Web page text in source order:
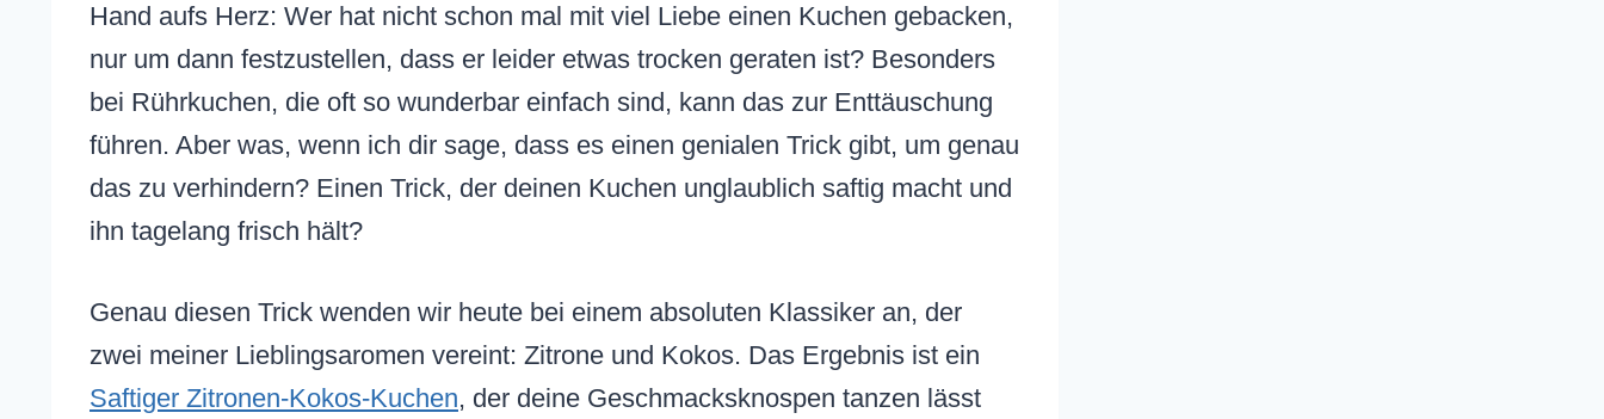
Hand aufs Herz: Wer hat nicht schon mal mit viel Liebe einen Kuchen gebacken,
nur um dann festzustellen, dass er leider etwas trocken geraten ist? Besonders
bei Rührkuchen, die oft so wunderbar einfach sind, kann das zur Enttäuschung
führen. Aber was, wenn ich dir sage, dass es einen genialen Trick gibt, um genau
das zu verhindern? Einen Trick, der deinen Kuchen unglaublich saftig macht und
ihn tagelang frisch hält?
Genau diesen Trick wenden wir heute bei einem absoluten Klassiker an, der
zwei meiner Lieblingsaromen vereint: Zitrone und Kokos. Das Ergebnis ist ein
Saftiger Zitronen-Kokos-Kuchen, der deine Geschmacksknospen tanzen lässt